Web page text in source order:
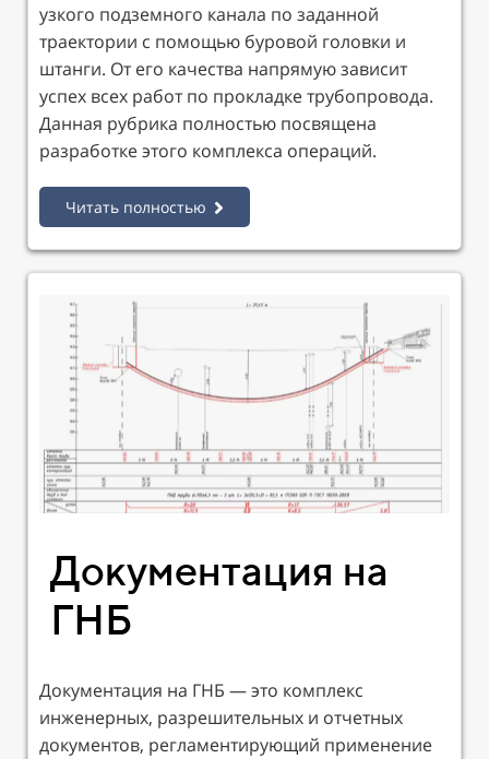
узкого подземного канала по заданной
траектории с помощью буровой головки и
штанги. От его качества напрямую зависит
успех всех работ по прокладке трубопровода.
Данная рубрика полностью посвящена
разработке этого комплекса операций.
Читать полностью
Документация на
ГНБ
Документация на ГНБ — это комплекс
инженерных, разрешительных и отчетных
документов, регламентирующий применение